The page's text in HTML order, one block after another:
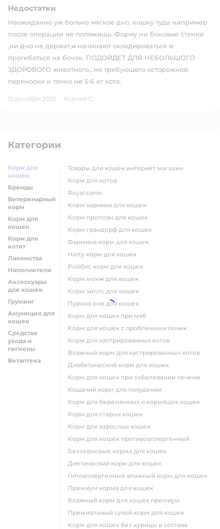
Недостатки
Неожиданно уж больно мягкое дно, кошку туда например
после операции не положишь. Форму ни боковые стенки
,ни дно не держат,и начинают складироваться и
прогибаться на бочок. ПОДОЙДЕТ ДЛЯ НЕБОЛЬШОГО
ЗДОРОВОГО животного., не требующего осторожной
переноски и точно не 5-6 кг кота.
13 декабря 2025 · Ксения С.
Категории
Корм для
кошек
Бренды
Ветеринарный
корм
Корм для
кошек
Корм для
котят
Лакомства
Наполнители
Аксессуары
для кошек
Груминг
Амуниция для
кошек
Средства
ухода и
гигиены
Ветаптека
товары для кошек интернет магазин
корм для котов
royal canin
корм карника для кошек
корм проплан для кошек
корм грандорф для кошек
фармина корм для кошек
harty корм для кошек
ройбис корм для кошек
корм монж для кошек
корм хиллс для кошек
пурина оне для кошек
корм для кошек при мкб
корм для кошек с проблемами почек
Корм для кастрированных котов
влажный корм для кастрированных котов
диабетический корм для кошек
корм для кошек при заболевании печени
кошачий корм для похудения
корм для беременных и кормящих кошек
корм для старых кошек
корм для взрослых кошек
корм для кошек противоаллергенный
беззерновые корма для кошек
диетический корм для кошек
гипоаллергенный влажный корм для кошек
премиум корма для кошек
влажный корм для кошек премиум
премиальный сухой корм для кошек
корм для кошек без курицы в составе